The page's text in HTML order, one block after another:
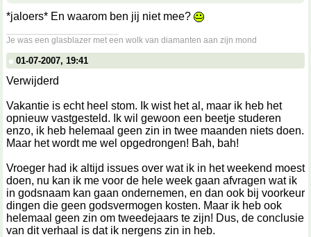
*jaloers* En waarom ben jij niet mee?
Je was een glasblazer met een wolk van diamanten aan zijn mond
01-07-2007, 19:41
Verwijderd
Vakantie is echt heel stom. Ik wist het al, maar ik heb het
opnieuw vastgesteld. Ik wil gewoon een beetje studeren
enzo, ik heb helemaal geen zin in twee maanden niets doen.
Maar het wordt me wel opgedrongen! Bah, bah!
Vroeger had ik altijd issues over wat ik in het weekend moest
doen, nu kan ik me voor de hele week gaan afvragen wat ik
in godsnaam kan gaan ondernemen, en dan ook bij voorkeur
dingen die geen godsvermogen kosten. Maar ik heb ook
helemaal geen zin om tweedejaars te zijn! Dus, de conclusie
van dit verhaal is dat ik nergens zin in heb.